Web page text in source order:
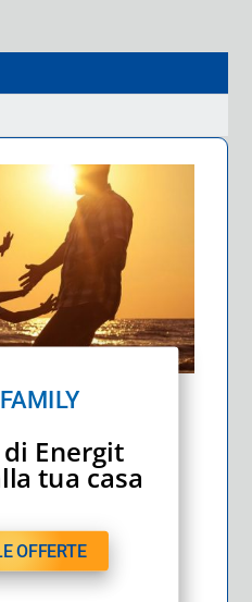
di Energit
tua casa
OFFERTE